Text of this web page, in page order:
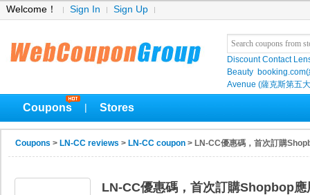
Welcome！ Sign In Sign Up
Discount Contact
Beauty
Avenue (薩克斯第五
Coupons Stores
Coupons > LN-CC reviews > LN-CC coupon > LN-CC優惠碼，首次訂購
LN-CC優惠碼，首次訂購Shopbop